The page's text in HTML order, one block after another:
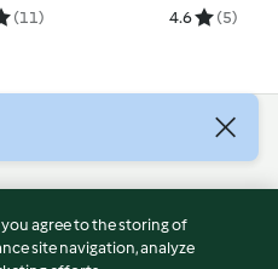
(11) 4.6 (5)
you agree to the storing of
site navigation, analyze